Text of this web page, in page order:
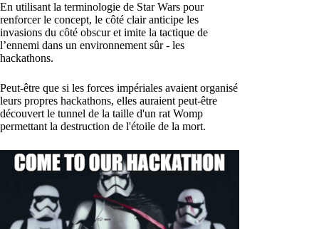
En utilisant la terminologie de Star Wars pour
renforcer le concept, le côté clair anticipe les
invasions du côté obscur et imite la tactique de
l’ennemi dans un environnement sûr - les
hackathons.
Peut-être que si les forces impériales avaient organisé
leurs propres hackathons, elles auraient peut-être
découvert le tunnel de la taille d'un rat Womp
permettant la destruction de l'étoile de la mort.